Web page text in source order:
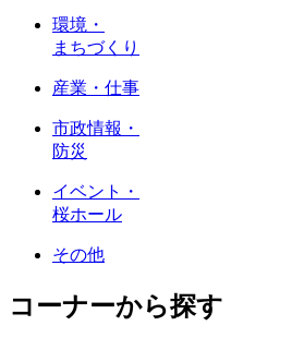
環境・
まちづくり
産業・仕事
市政情報・
防災
イベント・
桜ホール
その他
コーナーから探す